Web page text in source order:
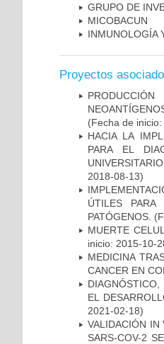
GRUPO DE
MICOBAC­UN
INMUNOLOGÍA
Proyectos
(Fecha de
HACIA LA
PARA EL
2018-08-13)
ÚTILES
PATÓGENOS.
MUERTE
inicio: 2015-10-
MEDICINA
CANCER EN
EL
2021-02-18)
VALIDACIÓN IN
SARS-COV-2